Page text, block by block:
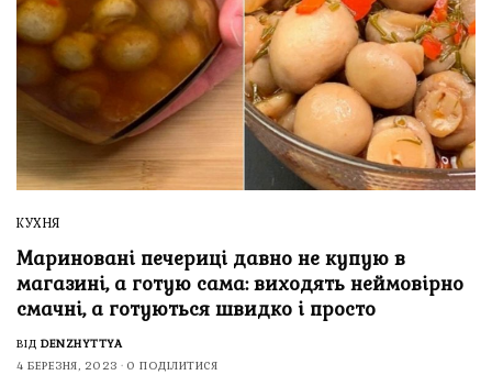
КУХНЯ
Мариновані печериці давно не купую в
магазині, а готую сама: виходять неймовірно
смачні, а готуються швидко і просто
ВІД DENZHYTTYA
4 БЕРЕЗНЯ, 2023
0 ПОДІЛИТИСЯ